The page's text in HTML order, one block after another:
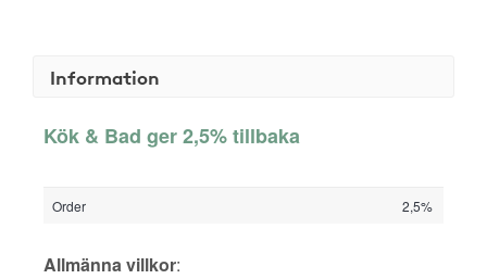
Information
Kök & Bad ger 2,5% tillbaka
Order 2,5%
Allmänna villkor: